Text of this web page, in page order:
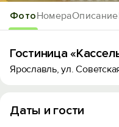
ФотоНомераОписание
Гостиница
Ярославль, ул.
Даты и гости